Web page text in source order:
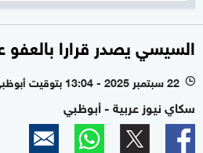
السيسي يصدر قرارا بالعفو
l 22 سبتمبر 2025 - 13:04 بتوقيت أبوظبي
سكاي نيوز عربية - أبوظبي